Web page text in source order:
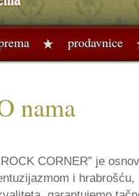
prodavnice
nama
CORNER” je
i